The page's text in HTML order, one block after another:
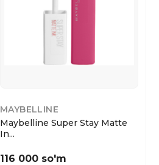
MAYBELLINE
Maybelline Super Stay Matte
In...
116 000 so'm